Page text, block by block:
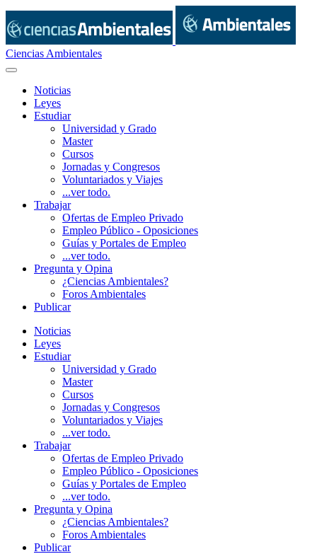
Ciencias Ambientales
Noticias
Leyes
Estudiar
Universidad y Grado
Master
Cursos
Jornadas y Congresos
Voluntariados y Viajes
...ver todo.
Trabajar
Ofertas de Empleo Privado
Empleo Público - Oposiciones
Guías y Portales de Empleo
...ver todo.
Pregunta y Opina
¿Ciencias Ambientales?
Foros Ambientales
Publicar
Noticias
Leyes
Estudiar
Universidad y Grado
Master
Cursos
Jornadas y Congresos
Voluntariados y Viajes
...ver todo.
Trabajar
Ofertas de Empleo Privado
Empleo Público - Oposiciones
Guías y Portales de Empleo
...ver todo.
Pregunta y Opina
¿Ciencias Ambientales?
Foros Ambientales
Publicar